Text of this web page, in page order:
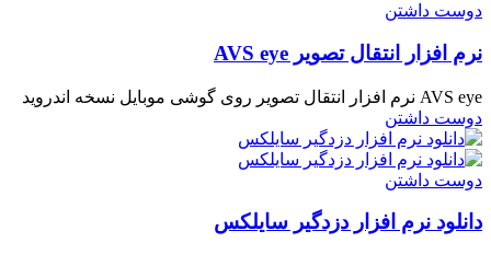
دوست داشتن
نرم افزار انتقال تصویر AVS eye
AVS eye نرم افزار انتقال تصویر روی گوشی موبایل نسخه اندروید
دوست داشتن
دوست داشتن
دانلود نرم افزار دزدگیر سایلکس